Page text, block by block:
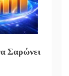
Σαρώνει